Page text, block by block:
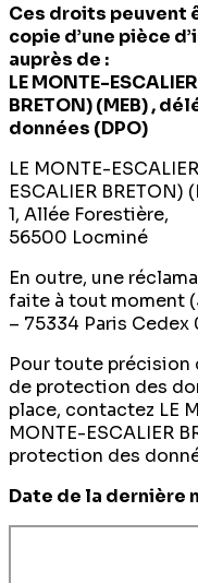
Ces droits peuvent
copie d’une pièce
auprès de :
LE MONTE-
BRETON) (MEB) ,
données (DPO)
LE MONTE-
ESCALIER BRETON)
1, Allée Forestière,
56500 Locminé
En outre, une
faite à tout moment
– 75334 Paris
Pour toute
de protection des
place, contactez LE
MONTE-ESCALIER
protection des
Date de la dernière